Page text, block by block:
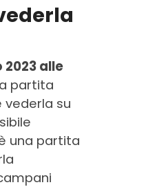
2023 alle
partita
vederla su
una partita